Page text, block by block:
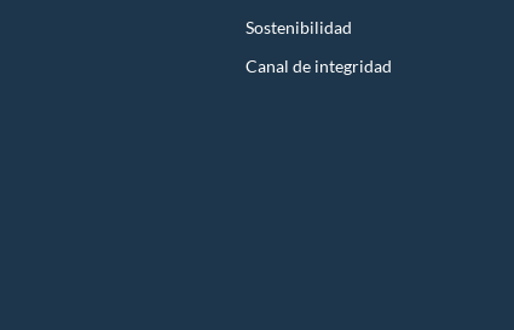
Sostenibilidad
Canal de integridad